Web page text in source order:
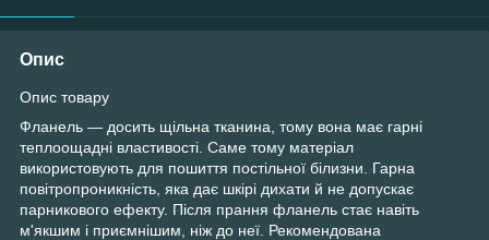
Опис
Опис товару
Фланель — досить щільна тканина, тому вона має гарні
теплоощадні властивості. Саме тому матеріал
використовують для пошиття постільної білизни. Гарна
повітропроникність, яка дає шкірі дихати й не допускає
парникового ефекту. Після прання фланель стає навіть
м'якшим і приємнішим, ніж до неї. Рекомендована